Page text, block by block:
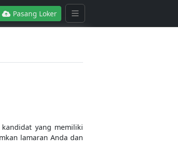
Pasang Loker
yang memiliki
lamaran Anda dan